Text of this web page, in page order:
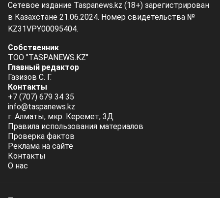
Сетевое издание Taspanews.kz (18+) зарегистрирован
в Казахстане 21.06.2024. Номер свидетельства №
KZ31VPY00095404.
Собственник
ТОО "TASPANEWS.KZ"
Главный редактор
Газизов С. Г.
Контакты
+7 (707) 679 34 35
info@taspanews.kz
г. Алматы, мкр. Керемет, 3Д
Правила использования материалов
Проверка фактов
Реклама на сайте
Контакты
О нас